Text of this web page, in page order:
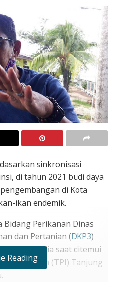
sinkronisasi
di tahun 2021 budi daya
di Kota
ikan endemik.
Bidang Perikanan Dinas
dan Pertanian (DKP3)
awak media saat ditemui
Ikan (TPI) Tanjung
Reading